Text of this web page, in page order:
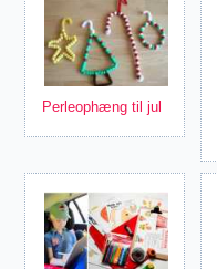
Perleophæng til jul